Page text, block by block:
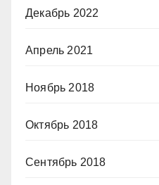
Декабрь 2022
Апрель 2021
Ноябрь 2018
Октябрь 2018
Сентябрь 2018